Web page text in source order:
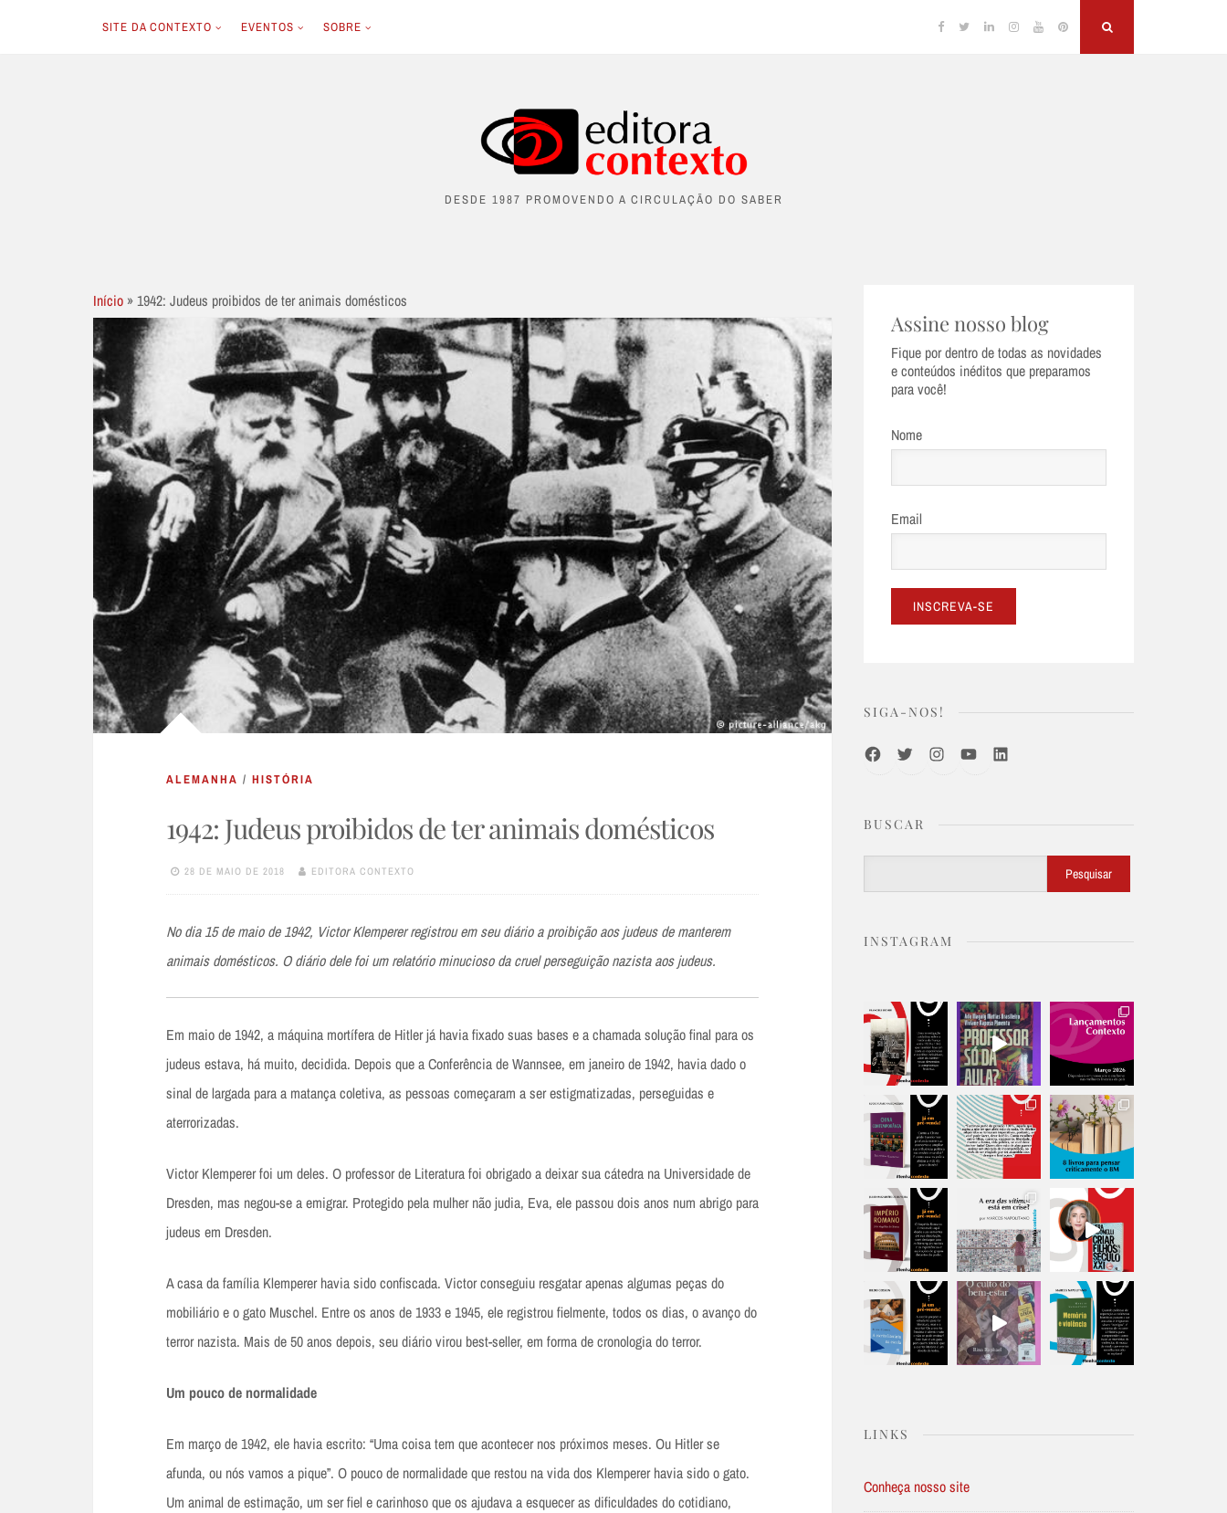
SITE DA CONTEXTO EVENTOS SOBRE Facebook
TwitterLinkedinInstagram
YouTubePinterest
DESDE 1987 PROMOVENDO A CIRCULAÇÃO DO SABER
Início »1942: Judeus proibidos de ter animais domésticos
ALEMANHA / HISTÓRIA
1942: Judeus proibidos de ter animais domésticos
28 DE MAIO DE 2018 EDITORA CONTEXTO
No dia 15 de maio de 1942, Victor Klemperer registrou em seu diário a proibição aos judeus de manterem
animais domésticos. O diário dele foi um relatório minucioso da cruel perseguição nazista aos judeus.
Em maio de 1942, a máquina mortífera de Hitler já havia fixado suas bases e a chamada solução final para os
judeus estava, há muito, decidida. Depois que a Conferência de Wannsee, em janeiro de 1942, havia dado o
sinal de largada para a matança coletiva, as pessoas começaram a ser estigmatizadas, perseguidas e
aterrorizadas.
Victor Klemperer foi um deles. O professor de Literatura foi obrigado a deixar sua cátedra na Universidade de
Dresden, mas negou-se a emigrar. Protegido pela mulher não judia, Eva, ele passou dois anos num abrigo para
judeus em Dresden.
A casa da família Klemperer havia sido confiscada. Victor conseguiu resgatar apenas algumas peças do
mobiliário e o gato Muschel. Entre os anos de 1933 e 1945, ele registrou fielmente, todos os dias, o avanço do
terror nazista. Mais de 50 anos depois, seu diário virou best-seller, em forma de cronologia do terror.
Um pouco de normalidade
Em março de 1942, ele havia escrito: “Uma coisa tem que acontecer nos próximos meses. Ou Hitler se
afunda, ou nós vamos a pique”. O pouco de normalidade que restou na vida dos Klemperer havia sido o gato.
Um animal de estimação, um ser fiel e carinhoso que os ajudava a esquecer as dificuldades do cotidiano,
Assine nosso blog
Fique por dentro de todas as novidades
e conteúdos inéditos que preparamos
para você!
Nome
Email
SIGA-NOS!
FacebookTwitterInstagramYoutubeLinkedIn
BUSCAR
Pesquisar
INSTAGRAM
LINKS
Conheça nosso site